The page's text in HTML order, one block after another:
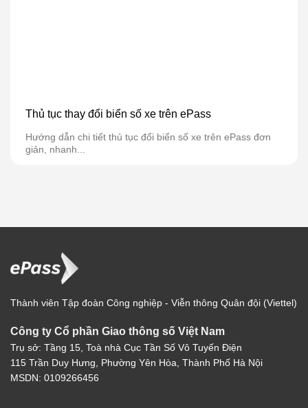
Thủ tục thay đổi biển số xe trên ePass
Hướng dẫn chi tiết thủ tục đổi biển số xe trên ePass đơn
giản, nhanh...
Thành viên Tập đoàn Công nghiệp - Viễn thông Quân đội (Viettel)
Công ty Cổ phần Giao thông số Việt Nam
Trụ sở: Tầng 15, Toà nhà Cục Tần Số Vô Tuyến Điện
115 Trần Duy Hưng, Phường Yên Hòa, Thành Phố Hà Nội
MSDN: 0109266456